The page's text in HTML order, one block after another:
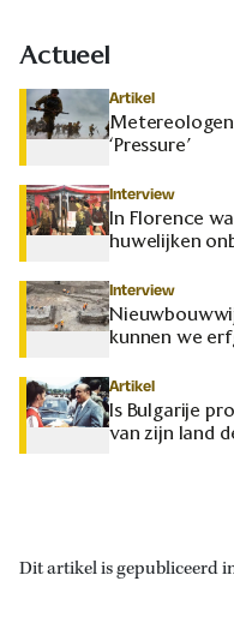
Actueel
Artikel
‘Pressure’
Interview
In Florence
huwelijken
Interview
kunnen we
Artikel
Is Bulgarije
van zijn land
Dit artikel is gepubliceerd